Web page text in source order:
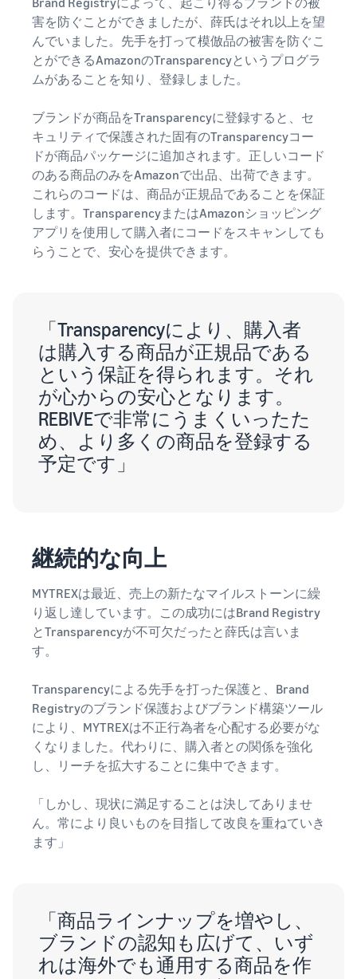
害を防ぐことができましたが、薛氏はそれ以上を望
んでいました。先手を打って模倣品の被害を防ぐこ
とができるAmazonのTransparencyというプログラ
ムがあることを知り、登録しました。
ブランドが商品をTransparencyに登録すると、セ
キュリティで保護された固有のTransparencyコー
ドが商品パッケージに追加されます。正しいコード
のある商品のみをAmazonで出品、出荷できます。
これらのコードは、商品が正規品であることを保証
します。TransparencyまたはAmazonショッピング
アプリを使用して購入者にコードをスキャンしても
らうことで、安心を提供できます。
「Transparencyにより、購入者
は購入する商品が正規品である
という保証を得られます。それ
が心からの安心となります。
REBIVEで非常にうまくいったた
め、より多くの商品を登録する
予定です」
継続的な向上
MYTREXは最近、売上の新たなマイルストーンに繰
り返し達しています。この成功にはBrand Registry
とTransparencyが不可欠だったと薛氏は言いま
す。
Transparencyによる先手を打った保護と、Brand
Registryのブランド保護およびブランド構築ツール
により、MYTREXは不正行為者を心配する必要がな
くなりました。代わりに、購入者との関係を強化
し、リーチを拡大することに集中できます。
「しかし、現状に満足することは決してありませ
ん。常により良いものを目指して改良を重ねていき
ます」
「商品ラインナップを増やし、
ブランドの認知も広げて、いず
れは海外でも通用する商品を作